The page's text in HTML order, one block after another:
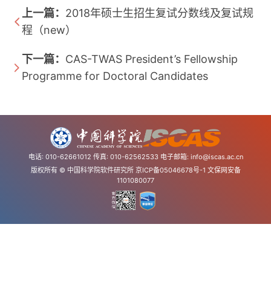
上一篇： 2018年硕士生招生复试分数线及复试规
程（new）
下一篇： CAS-TWAS President’s Fellowship
Programme for Doctoral Candidates
电话: 010-62661012 传真: 010-62562533 电子邮箱: info@iscas.ac.cn
版权所有 © 中国科学院软件研究所 京ICP备05046678号-1 文保网安备
1101080077